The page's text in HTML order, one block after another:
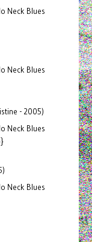
Neck Blues
Neck Blues
- 2005)
Neck Blues
Neck Blues